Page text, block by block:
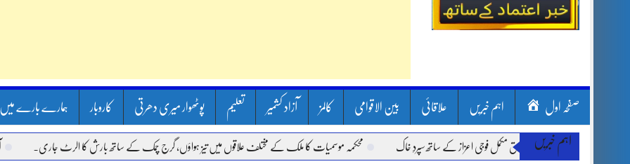
صفحہ اول اہم خبریں علاقائی بین الاقوامی کالمز آزاد کشمیر تعلیم پوٹھوار میری دھرتی کاروبار ہمارے بارے میں
اہم خبریں
گر وپ کیپٹنعاصم طارق مکمل فوجی اعزاز کے ساتھ سپردِ خاک محکمہ موسمیات کا ملک کے مختلف علاقوں میں تیز ہواؤں، گرج چمک کے ساتھ بارش کا الرٹ جاری. آئی ایم